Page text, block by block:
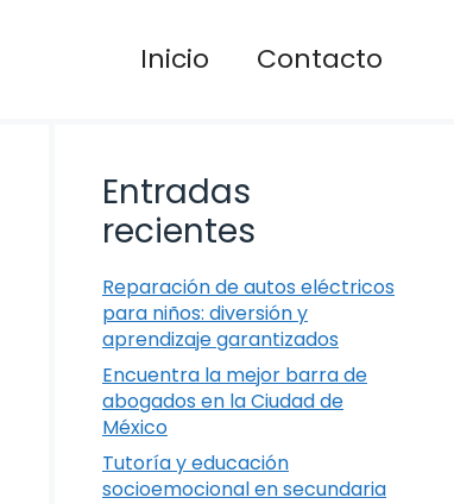
Inicio Contacto
Entradas
recientes
Reparación de autos eléctricos
para niños: diversión y
aprendizaje garantizados
Encuentra la mejor barra de
abogados en la Ciudad de
México
Tutoría y educación
socioemocional en secundaria